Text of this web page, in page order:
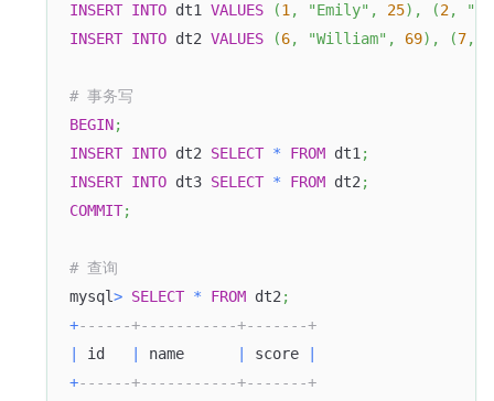
INSERT INTO dt1 VALUES (1 , "Emily" , 25) , (2,
INSERT INTO dt2 VALUES (6, "William" , 69) , (7,
# 事务写
BEGIN;
INSERT INTO dt2 SELECT * FROM dt1 ;
INSERT INTO dt3 SELECT * FROM dt2 ;
COMMIT;
# 查询
mysql> SELECT * FROM dt2 ;
+------+-----------+-------+
id name score
+------+-----------+-------+